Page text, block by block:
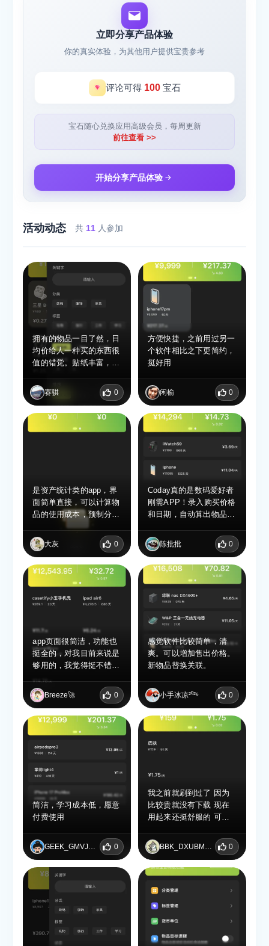
立即分享产品体验
你的真实体验，为其他用户提供宝贵参考
评论可得 100宝石
宝石随心兑换应用高级会员，每周更新
前往查看 >>
开始分享产品体验
活动动态 共 11 人参加
拥有的物品一目了然，日
均价给人一种买的东西很
值的错觉。贴纸丰富，还
赛骐 0
方便快捷，之前用过另一
个软件相比之下更简约，
挺好用
闲榆 0
是资产统计类的app，界
面简单直接，可以计算物
品的使用成本，预制分类
少了点儿，需要自己添
加。
大灰 0
Coday真的是数码爱好者
刚需APP！录入购买价格
和日期，自动算出物品日
直观查看，清晰看清每件
电子产品划不划算，界面
理各类物品成本超省心，
强烈推荐！
陈批批 0
app页面很简洁，功能也
挺全的，对我目前来说是
够用的，我觉得挺不错
自己的开销，等自己想换
产品的时候能够一目了然
是否用回本了，值得下载
Breeze🚀 0
感觉软件比较简单，清
爽。可以增加售出价格。
新物品替换关联。
小手冰凉²⁰²⁶ 0
简洁，学习成本低，愿意
付费使用
GEEK_GMVJEFGR 0
我之前就刷到过了 因为
比较贵就没有下载 现在
用起来还挺舒服的 可以
平衡点了 不会觉得自己
乱花钱
BBK_DXUBMJBS 0